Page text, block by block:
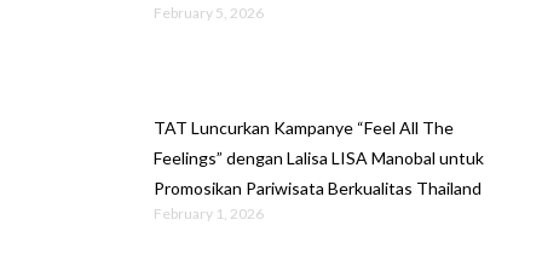
February 5, 2026
TAT Luncurkan Kampanye “Feel All The
Feelings” dengan Lalisa LISA Manobal untuk
Promosikan Pariwisata Berkualitas Thailand
February 1, 2026